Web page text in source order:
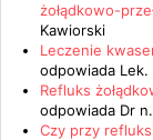
żołądkowo-
Kawiorski
Leczenie
odpowiada Lek.
Refluks
odpowiada Dr
Czy przy